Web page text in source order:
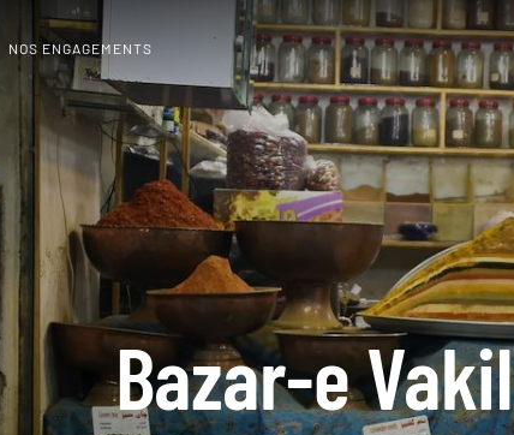
NOS ENGAGEMENTS
Bazar-e Vakil